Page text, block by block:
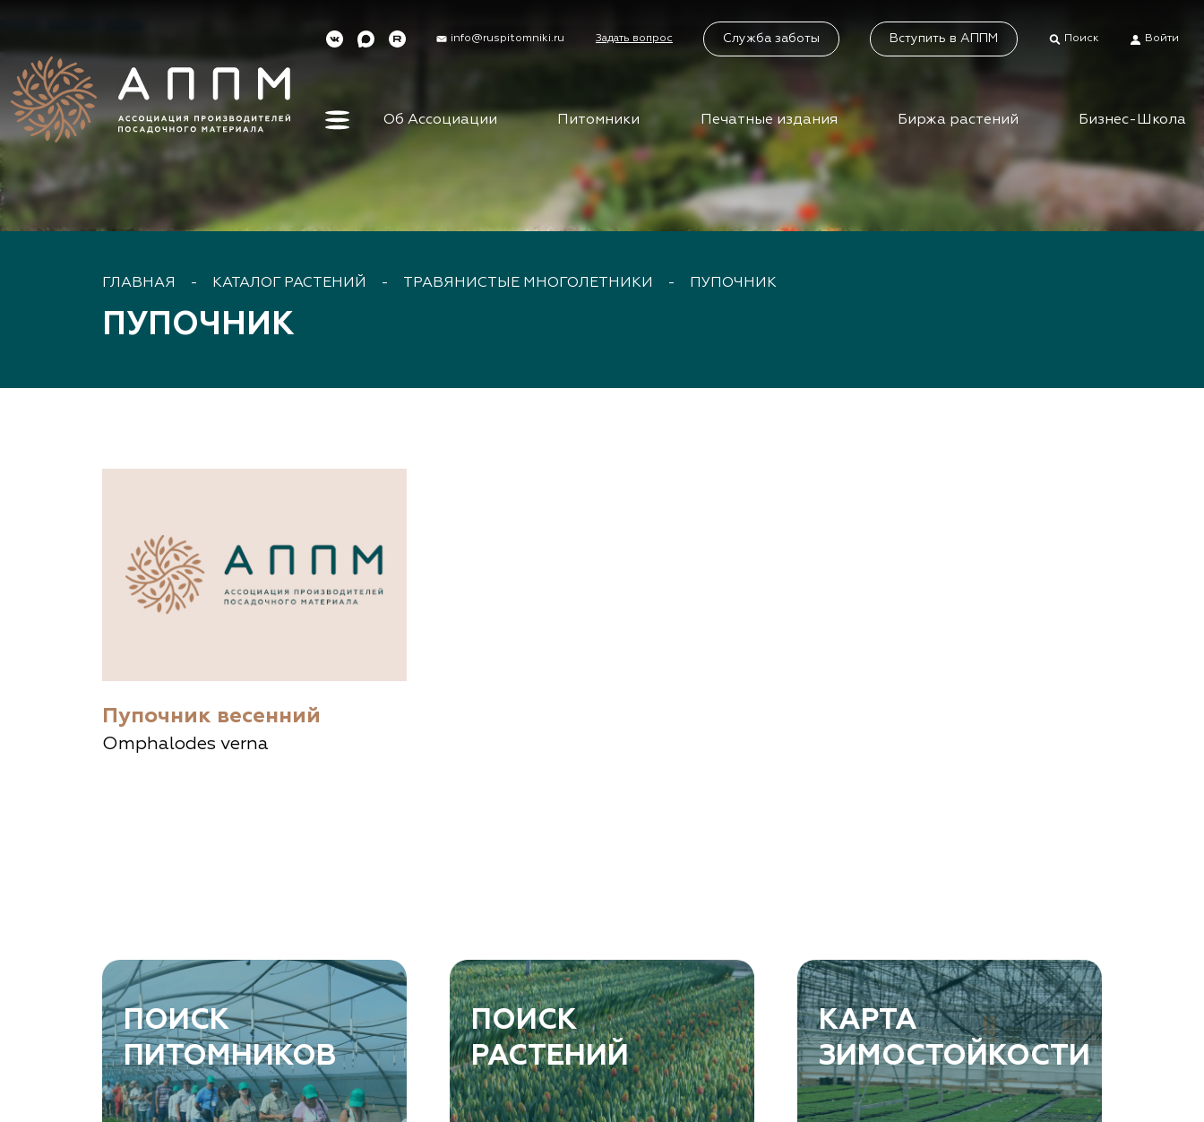
info@ruspitomniki.ru Задать вопрос Служба заботы Вступить в АППМ Поиск Войти
Об Ассоциации Питомники Печатные издания Биржа растений Бизнес-Школа
Об ассоциации
Органы управления
Реквизиты АППМ
Региональные
Питомники АППМ
Партнеры питомников
Участники
Биржа растений
отрасли
Каталог растений
Система добровольной
ГЛАВНАЯ - КАТАЛОГ РАСТЕНИЙ - ТРАВЯНИСТЫЕ МНОГОЛЕТНИКИ - ПУПОЧНИК
ПУПОЧНИК
Пупочник весенний
Omphalodes verna
ПОИСК
ПИТОМНИКОВ
ПОИСК
РАСТЕНИЙ
КАРТА
ЗИМОСТОЙКОСТИ